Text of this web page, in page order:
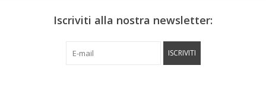
Iscriviti alla nostra newsletter:
ISCRIVITI